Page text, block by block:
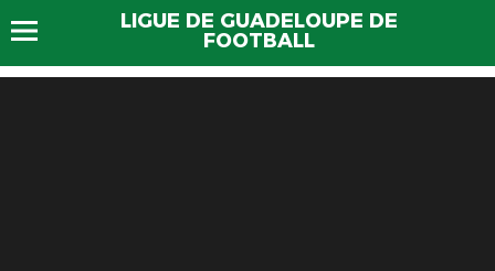
LIGUE DE GUADELOUPE DE
FOOTBALL